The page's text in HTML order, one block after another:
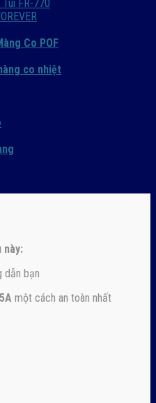
FR-770
Co POF
co nhiệt
này:
dẫn bạn
một cách an toàn nhất